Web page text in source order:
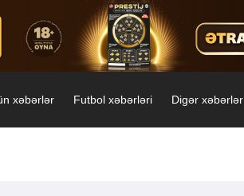
xəbərlər Futbol xəbərləri Digər xəbərlər